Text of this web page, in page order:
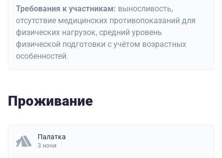
Требования к участникам: выносливость,
отсутствие медицинских противопоказаний для
физических нагрузок, средний уровень
физической подготовки с учётом возрастных
особенностей.
Проживание
Палатка
3 ночи